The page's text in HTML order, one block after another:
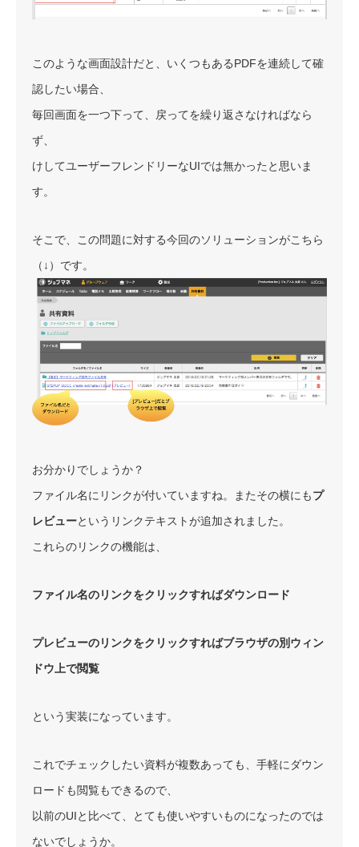
このような画面設計だと、いくつもあるPDFを連続して確
認したい場合、
毎回画面を一つ下って、戻ってを繰り返さなければなら
ず、
けしてユーザーフレンドリーなUIでは無かったと思いま
す。
そこで、この問題に対する今回のソリューションがこちら
（↓）です。
お分かりでしょうか？
ファイル名にリンクが付いていますね。またその横にもプ
レビューというリンクテキストが追加されました。
これらのリンクの機能は、
ファイル名のリンクをクリックすればダウンロード
プレビューのリンクをクリックすればブラウザの別ウィン
ドウ上で閲覧
という実装になっています。
これでチェックしたい資料が複数あっても、手軽にダウン
ロードも閲覧もできるので、
以前のUIと比べて、とても使いやすいものになったのでは
ないでしょうか。